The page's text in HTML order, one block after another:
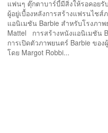
แฟนๆ ตุ๊กตาบาร์บี้มีสิ่งให้รอคอยรั
ผู้อยู่เบื้องหลังการสร้างแฟรนไชส์
แอนิเมชัน Barbie สำหรับโรงภา
Mattel การสร้างหนังแอนิเมชัน
การเปิดตัวภาพยนตร์ Barbie ขอ
โดย Margot Robbi...